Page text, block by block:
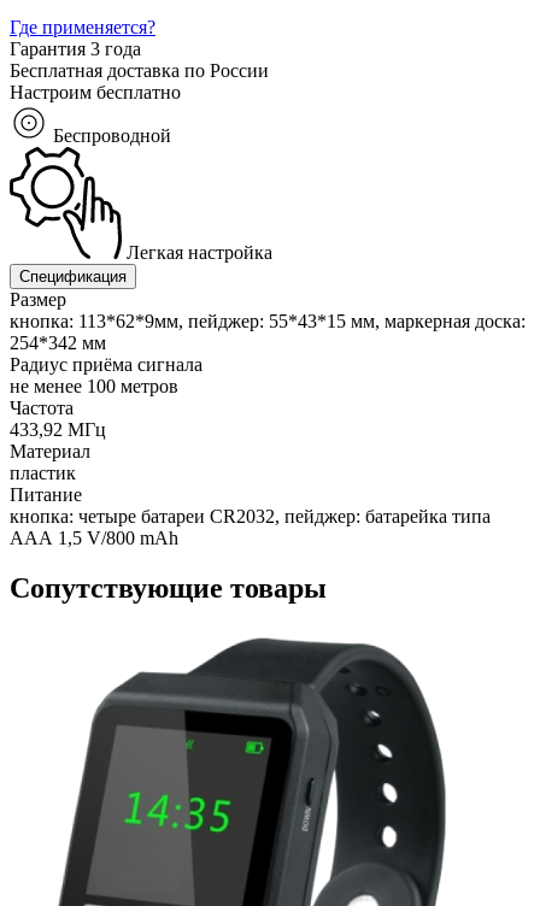
Где применяется?
Гарантия 3 года
Бесплатная доставка по России
Настроим бесплатно
Беспроводной
Легкая настройка
Спецификация
Размер
кнопка: 113*62*9мм, пейджер: 55*43*15 мм, маркерная доска:
254*342 мм
Радиус приёма сигнала
не менее 100 метров
Частота
433,92 МГц
Материал
пластик
Питание
кнопка: че­тыре ба­тареи CR2032, пейджер: батарейка типа
ААА 1,5 V/800 mAh
Сопутствующие товары